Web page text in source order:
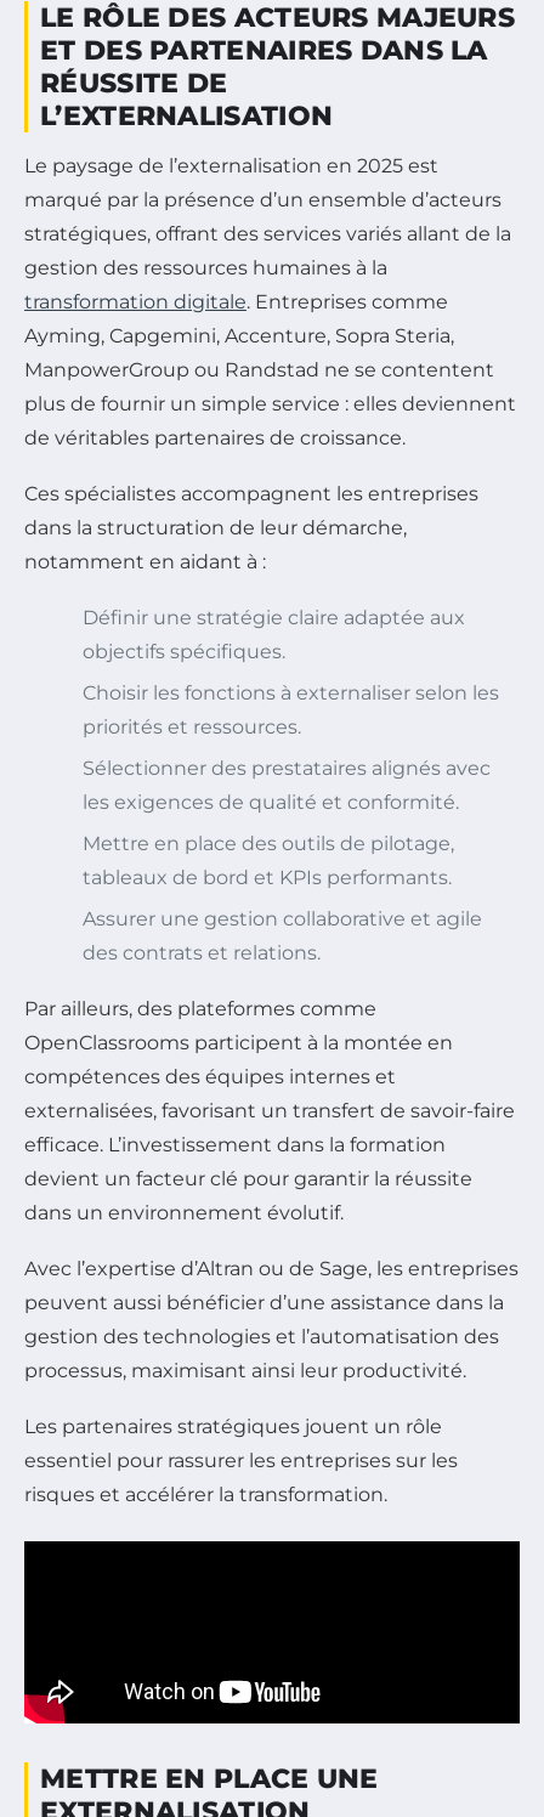
LE RÔLE DES ACTEURS MAJEURS
ET DES PARTENAIRES DANS LA
RÉUSSITE DE
L’EXTERNALISATION
Le paysage de l’externalisation en 2025 est
marqué par la présence d’un ensemble d’acteurs
stratégiques, offrant des services variés allant de la
gestion des ressources humaines à la
transformation digitale. Entreprises comme
Ayming, Capgemini, Accenture, Sopra Steria,
ManpowerGroup ou Randstad ne se contentent
plus de fournir un simple service : elles deviennent
de véritables partenaires de croissance.
Ces spécialistes accompagnent les entreprises
dans la structuration de leur démarche,
notamment en aidant à :
Définir une stratégie claire adaptée aux
objectifs spécifiques.
Choisir les fonctions à externaliser selon les
priorités et ressources.
Sélectionner des prestataires alignés avec
les exigences de qualité et conformité.
Mettre en place des outils de pilotage,
tableaux de bord et KPIs performants.
Assurer une gestion collaborative et agile
des contrats et relations.
Par ailleurs, des plateformes comme
OpenClassrooms participent à la montée en
compétences des équipes internes et
externalisées, favorisant un transfert de savoir-faire
efficace. L’investissement dans la formation
devient un facteur clé pour garantir la réussite
dans un environnement évolutif.
Avec l’expertise d’Altran ou de Sage, les entreprises
peuvent aussi bénéficier d’une assistance dans la
gestion des technologies et l’automatisation des
processus, maximisant ainsi leur productivité.
Les partenaires stratégiques jouent un rôle
essentiel pour rassurer les entreprises sur les
risques et accélérer la transformation.
METTRE EN PLACE UNE